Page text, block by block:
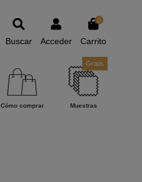
Buscar Acceder
0
Carrito
Muestras
Gratis
Cómo comprar